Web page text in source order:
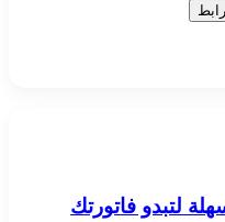
7 خطوات سهلة لتبدو فاتورتك